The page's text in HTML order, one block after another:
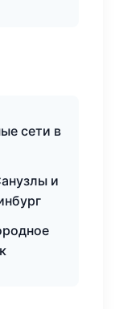
сети в
и